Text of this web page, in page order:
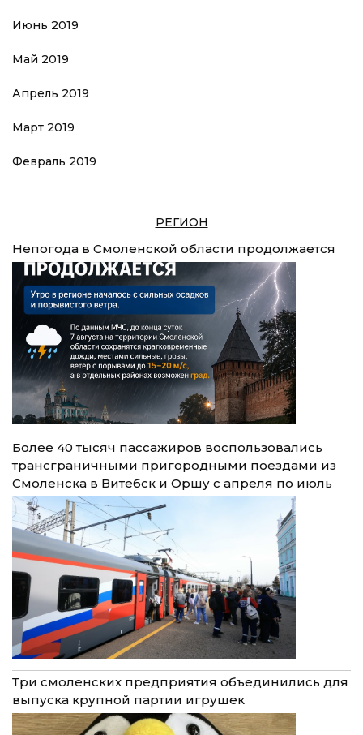
Июнь 2019
Май 2019
Апрель 2019
Март 2019
Февраль 2019
РЕГИОН
Непогода в Смоленской области продолжается
Более 40 тысяч пассажиров воспользовались
трансграничными пригородными поездами из
Смоленска в Витебск и Оршу с апреля по июль
Три смоленских предприятия объединились для
выпуска крупной партии игрушек